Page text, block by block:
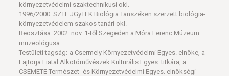
környezetvédelmi szaktechnikusi okl.
1996/2000: SZTE JGyTFK Biológia Tanszéken szerzett biológia-
környezetvédelem szakos tanári okl.
Beosztása: 2002. nov. 1-től Szegeden a Móra Ferenc Múzeum
muzeológusa
Testületi tagság: a Csermely Környezetvédelmi Egyes. elnöke, a
Lajtorja Fiatal Alkotóművészek Kulturális Egyes. titkára, a
CSEMETE Természet- és Környezetvédelmi Egyes. elnökségi